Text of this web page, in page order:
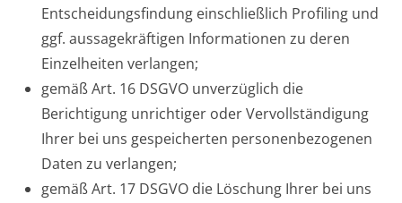
Entscheidungsfindung einschließlich Profiling und
ggf. aussagekräftigen Informationen zu deren
Einzelheiten verlangen;
gemäß Art. 16 DSGVO unverzüglich die
Berichtigung unrichtiger oder Vervollständigung
Ihrer bei uns gespeicherten personenbezogenen
Daten zu verlangen;
gemäß Art. 17 DSGVO die Löschung Ihrer bei uns